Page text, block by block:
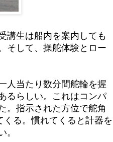
講生は船内を案内しても
そして、操舵体験とロー
人当たり数分間舵輪を握
るらしい。これはコンパ
。指示された方位で舵角
る。慣れてくると計器を
。